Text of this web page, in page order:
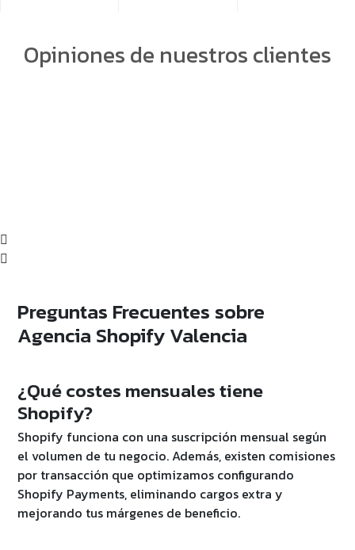
Opiniones de nuestros clientes
Preguntas Frecuentes sobre
Agencia Shopify Valencia
¿Qué costes mensuales tiene
Shopify?
Shopify funciona con una suscripción mensual según
el volumen de tu negocio. Además, existen comisiones
por transacción que optimizamos configurando
Shopify Payments, eliminando cargos extra y
mejorando tus márgenes de beneficio.